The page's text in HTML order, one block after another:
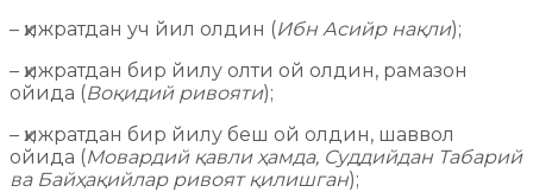
– ҳижратдан уч йил олдин (Ибн Асийр нақли);
– ҳижратдан бир йилу олти ой олдин, рамазон
ойида (Воқидий ривояти);
– ҳижратдан бир йилу беш ой олдин, шаввол
ойида (Мовардий қавли ҳамда, Суддийдан Табарий
ва Байҳақийлар ривоят қилишган);